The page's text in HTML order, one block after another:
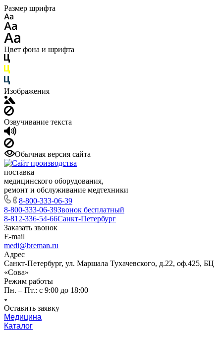
Размер шрифта
Цвет фона и шрифта
Изображения
Озвучивание текста
Обычная версия сайта
поставка
медицинского оборудования,
ремонт и обслуживание медтехники
8-800-333-06-39
8-800-333-06-39Звонок бесплатный
8-812-336-54-66Санкт-Петербург
Заказать звонок
E-mail
medi@breman.ru
Адрес
Санкт-Петербург, ул. Маршала Тухачевского, д.22, оф.425, БЦ
«Сова»
Режим работы
Пн. – Пт.: с 9:00 до 18:00
Оставить заявку
Медицина
Каталог